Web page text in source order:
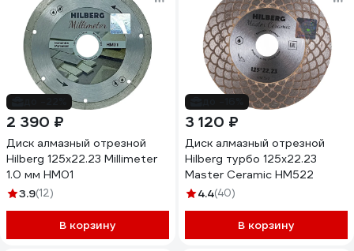
2 390 ₽
Диск алмазный отрезной
Hilberg 125x22.23 Millimeter
1.0 мм HM01
3.9(12)
В корзину
3 120 ₽
Диск алмазный отрезной
Hilberg турбо 125x22.23
Master Ceramic HM522
4.4(40)
В корзину